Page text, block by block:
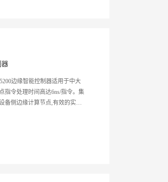
器
边缘智能控制器适用于中大
指令处理时间高达6ns/指令。集
备侧边缘计算节点,有效的实现